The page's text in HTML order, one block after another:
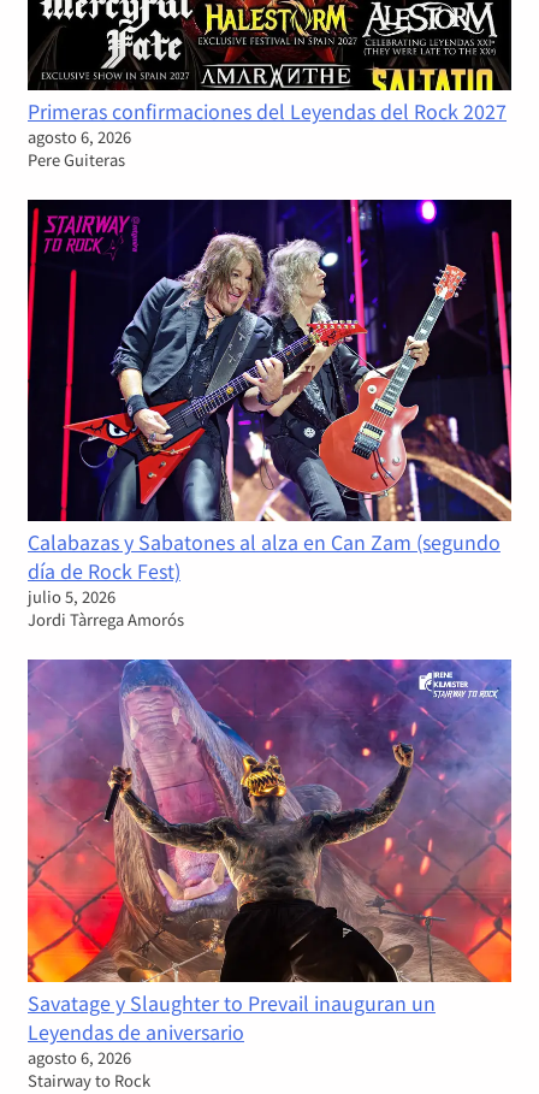
Primeras confirmaciones del Leyendas del Rock 2027
agosto 6, 2026
Pere Guiteras
Calabazas y Sabatones al alza en Can Zam (segundo
día de Rock Fest)
julio 5, 2026
Jordi Tàrrega Amorós
Savatage y Slaughter to Prevail inauguran un
Leyendas de aniversario
agosto 6, 2026
Stairway to Rock